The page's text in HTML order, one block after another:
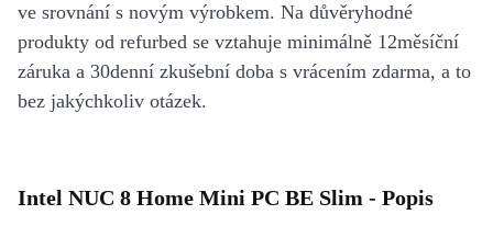
ve srovnání s novým výrobkem. Na důvěryhodné
produkty od refurbed se vztahuje minimálně 12měsíční
záruka a 30denní zkušební doba s vrácením zdarma, a to
bez jakýchkoliv otázek.
Intel NUC 8 Home Mini PC BE Slim - Popis